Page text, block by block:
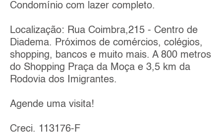
Condomínio com lazer completo.
Localização: Rua Coimbra,215 - Centro de
Diadema. Próximos de comércios, colégios,
shopping, bancos e muito mais. A 800 metros
do Shopping Praça da Moça e 3,5 km da
Rodovia dos Imigrantes.
Agende uma visita!
Creci. 113176-F